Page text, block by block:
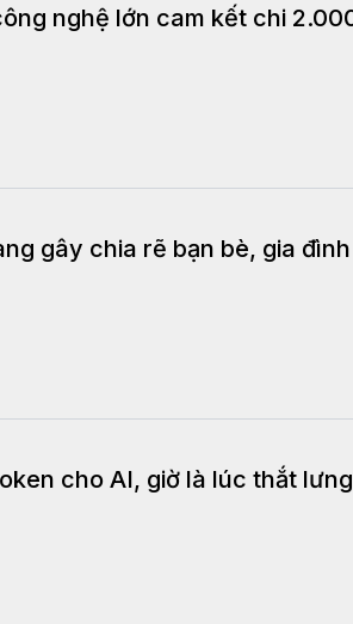
nghệ lớn cam kết chi
gây chia rẽ bạn bè, gia
cho AI, giờ là lúc thắt